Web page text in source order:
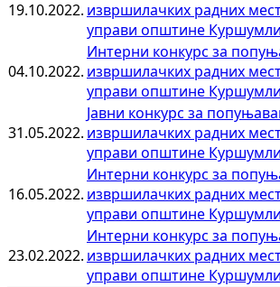
19.10.2022. извршилачких радних
управи општине
04.10.2022.
Интерни конкурс за
извршилачких радних
управи општине
31.05.2022.
Јавни конкурс за
извршилачких радних
управи општине
16.05.2022.
Интерни конкурс за
извршилачких радних
управи општине
23.02.2022.
Интерни конкурс за
извршилачких радних
управи општине